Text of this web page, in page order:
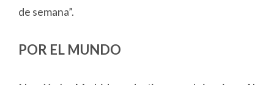
de semana”.
POR EL MUNDO